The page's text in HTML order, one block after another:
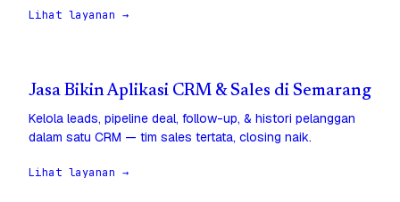
Lihat layanan →
Jasa Bikin Aplikasi CRM & Sales di Semarang
Kelola leads, pipeline deal, follow-up, & histori pelanggan
dalam satu CRM — tim sales tertata, closing naik.
Lihat layanan →